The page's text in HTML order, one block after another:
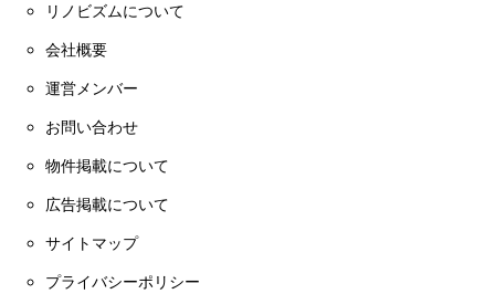
リノビズムについて
会社概要
運営メンバー
お問い合わせ
物件掲載について
広告掲載について
サイトマップ
プライバシーポリシー